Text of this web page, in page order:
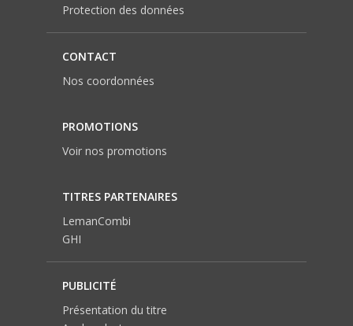
Protection des données
CONTACT
Nos coordonnées
PROMOTIONS
Voir nos promotions
TITRES PARTENAIRES
LemanCombi
GHI
PUBLICITÉ
Présentation du titre